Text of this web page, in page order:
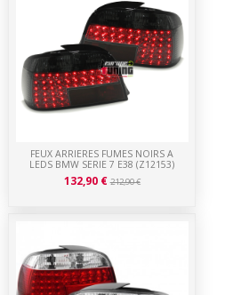
FEUX ARRIERES FUMES NOIRS A
LEDS BMW SERIE 7 E38 (Z12153)
132,90 €212,90 €